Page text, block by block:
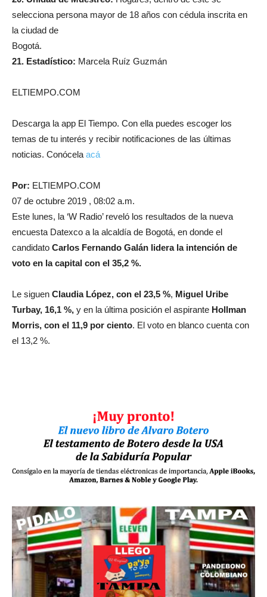
selecciona persona mayor de 18 años con cédula inscrita en
la ciudad de
Bogotá.
21. Estadístico: Marcela Ruíz Guzmán
ELTIEMPO.COM
Descarga la app El Tiempo. Con ella puedes escoger los
temas de tu interés y recibir notificaciones de las últimas
noticias. Conócela acá
Por: ELTIEMPO.COM
07 de octubre 2019 , 08:02 a.m.
Este lunes, la ‘W Radio’ reveló los resultados de la nueva
encuesta Datexco a la alcaldía de Bogotá, en donde el
candidato Carlos Fernando Galán lidera la intención de
voto en la capital con el 35,2 %.
Le siguen Claudia López, con el 23,5 %, Miguel Uribe
Turbay, 16,1 %, y en la última posición el aspirante Hollman
Morris, con el 11,9 por ciento. El voto en blanco cuenta con
el 13,2 %.